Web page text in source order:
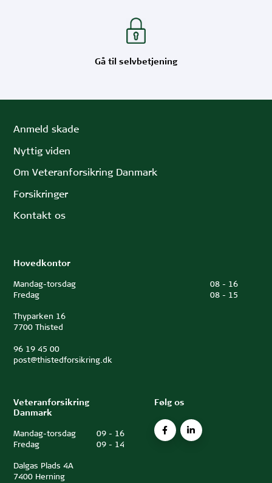
Gå til selvbetjening
Anmeld skade
Nyttig viden
Om Veteranforsikring Danmark
Forsikringer
Kontakt os
Hovedkontor
Mandag-torsdag 08- 16
Fredag
08- 15
Thyparken 16
7700 Thisted
96 19 45 00
post@thistedforsikring.dk
Veteranforsikring
Danmark
Mandag-torsdag 09- 16
Fredag
09- 14
Dalgas Plads 4A
7400 Herning
Følg os